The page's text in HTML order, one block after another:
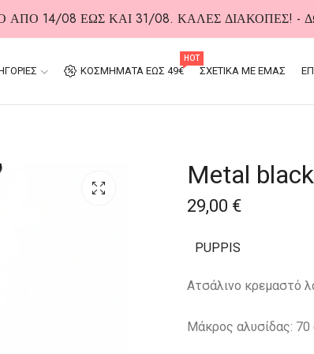
14/08 ΕΩΣ ΚΑΙ 31/08. ΚΑΛΕΣ ΔΙΑΚΟΠΕΣ!
ΚΟΣΜΗΜΑΤΑ ΕΩΣ 49€
HOT
ΣΧΕΤΙΚΑ ΜΕ ΕΜΑΣ
Metal
29,00 €
PUPPIS
Ατσάλινο κρεμαστό
Μάκρος αλυσίδας: 70